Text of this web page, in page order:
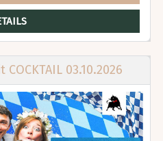
COCKTAIL 03.10.2026